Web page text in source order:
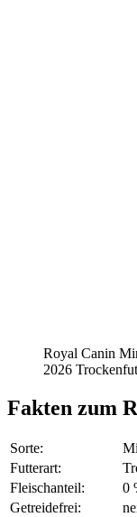
Royal Canin
2026
Fakten zum
Sorte:
Futterart:
Fleischanteil:
0
Getreidefrei: